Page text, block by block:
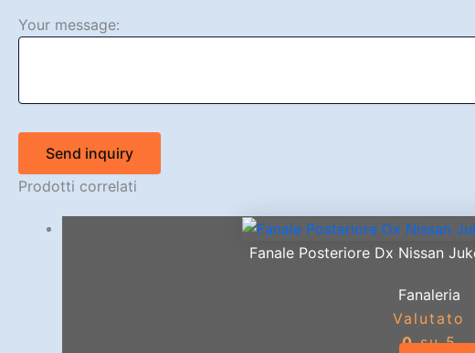
Your message:
Send inquiry
Prodotti correlati
Fanale Posteriore Dx Nissan
Fanaleria
Valutato
0su 5